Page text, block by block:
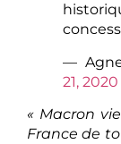
—
21, 2020
« Macron
France de